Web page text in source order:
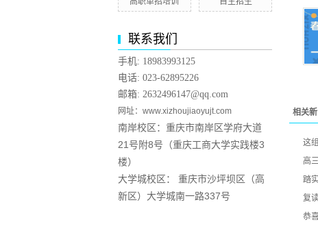
联系我们
手机: 18983993125
电话: 023-62895226
邮箱: 2632496147@qq.com
网址：www.xizhoujiaoyujt.com
南岸校区：重庆市南岸区学府大道
21号附8号（重庆工商大学实践楼3
楼）
大学城校区： 重庆市沙坪坝区（高
新区）大学城南一路337号
相关新
这
高
踏
复
恭